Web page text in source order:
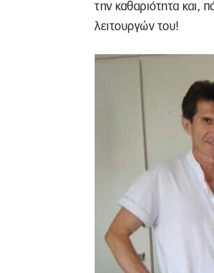
την καθαριότητα και,
λειτουργών του!